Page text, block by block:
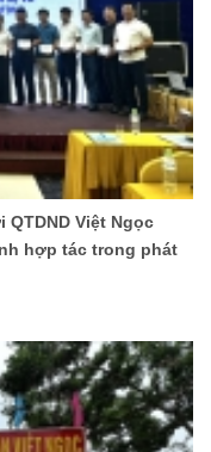
QTDND Việt Ngọc
hợp tác trong phát